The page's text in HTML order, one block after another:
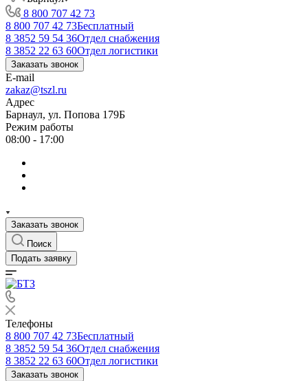
8 800 707 42 73
8 800 707 42 73Бесплатный
8 3852 59 54 36Отдел снабжения
8 3852 22 63 60Отдел логистики
Заказать звонок
E-mail
zakaz@tszl.ru
Адрес
Барнаул, ул. Попова 179Б
Режим работы
08:00 - 17:00
Заказать звонок
Поиск
Подать заявку
Телефоны
8 800 707 42 73Бесплатный
8 3852 59 54 36Отдел снабжения
8 3852 22 63 60Отдел логистики
Заказать звонок